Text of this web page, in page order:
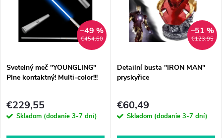
€454,60
–49 %
Svetelný meč "YOUNGLING"
Plne kontaktný! Multi-color!!!
€229,55
Skladom (dodanie 3-7 dní)
€123,95
–51 %
Detailní busta "IRON MAN"
pryskyřice
€60,49
Skladom (dodanie 3-7 dní)